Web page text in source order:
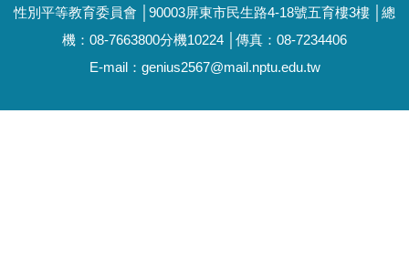
性別平等教育委員會 │90003屏東市民生路4-18號五育樓3樓 │總
機：08-7663800分機10224 │傳真：08-7234406
E-mail：genius2567@mail.nptu.edu.tw